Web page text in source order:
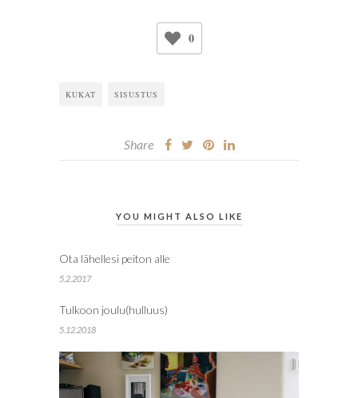
0
KUKAT SISUSTUS
Share
YOU MIGHT ALSO LIKE
Ota lähellesi peiton alle
5.2.2017
Tulkoon joulu(hulluus)
5.12.2018